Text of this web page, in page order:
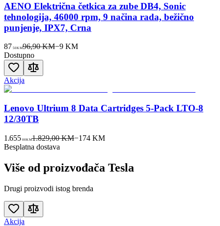
AENO Električna četkica za zube DB4, Sonic
tehnologija, 46000 rpm, 9 načina rada, bežično
punjenje, IPX7, Crna
87 50KM96,90 KM−9KM
Dostupno
Akcija
Lenovo Ultrium 8 Data Cartridges 5-Pack LTO-8
12/30TB
1.655 00KM1.829,00 KM−174KM
Besplatna dostava
Više od proizvođača Tesla
Drugi proizvodi istog brenda
Akcija